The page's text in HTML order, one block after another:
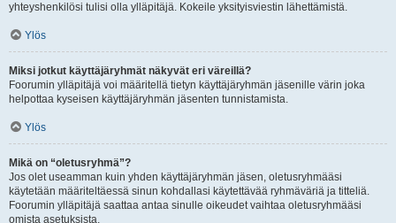
yhteyshenkilösi tulisi olla ylläpitäjä. Kokeile yksityisviestin lähettämistä.
Ylös
Miksi jotkut käyttäjäryhmät näkyvät eri väreillä?
Foorumin ylläpitäjä voi määritellä tietyn käyttäjäryhmän jäsenille värin joka
helpottaa kyseisen käyttäjäryhmän jäsenten tunnistamista.
Ylös
Mikä on “oletusryhmä”?
Jos olet useamman kuin yhden käyttäjäryhmän jäsen, oletusryhmääsi
käytetään määriteltäessä sinun kohdallasi käytettävää ryhmäväriä ja titteliä.
Foorumin ylläpitäjä saattaa antaa sinulle oikeudet vaihtaa oletusryhmääsi
omista asetuksista.